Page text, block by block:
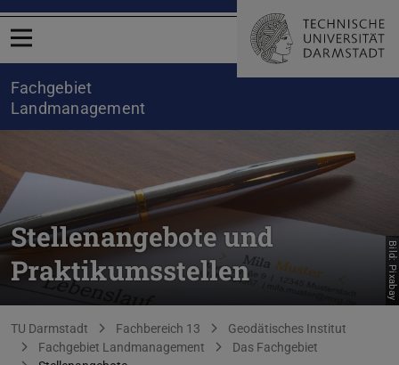
Menü öffnen
Fachgebiet
Landmanagement
Stellenangebote und
Praktikumsstellen
Bild: Pixabay
Sie befinden sich hier:
TU Darmstadt Fachbereich 13
Geodätisches Institut
Fachgebiet Landmanagement
Das Fachgebiet